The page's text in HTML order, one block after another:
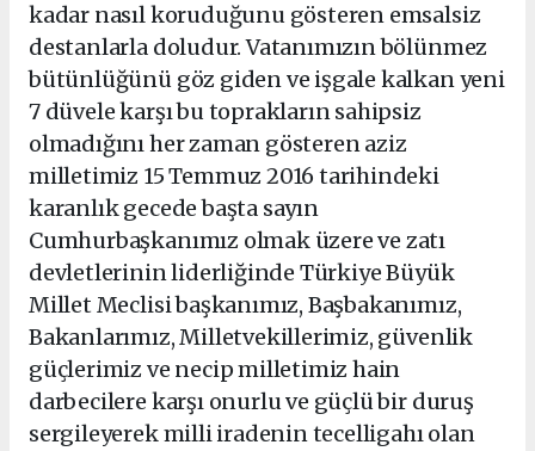
kadar nasıl koruduğunu gösteren emsalsiz
destanlarla doludur. Vatanımızın bölünmez
bütünlüğünü göz giden ve işgale kalkan yeni
7 düvele karşı bu toprakların sahipsiz
olmadığını her zaman gösteren aziz
milletimiz 15 Temmuz 2016 tarihindeki
karanlık gecede başta sayın
Cumhurbaşkanımız olmak üzere ve zatı
devletlerinin liderliğinde Türkiye Büyük
Millet Meclisi başkanımız, Başbakanımız,
Bakanlarımız, Milletvekillerimiz, güvenlik
güçlerimiz ve necip milletimiz hain
darbecilere karşı onurlu ve güçlü bir duruş
sergileyerek milli iradenin tecelligahı olan